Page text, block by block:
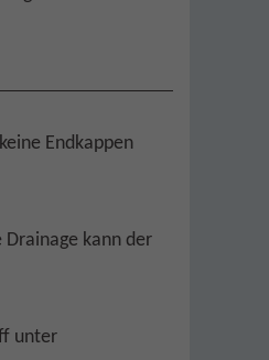
Endkappen
kann der
unter